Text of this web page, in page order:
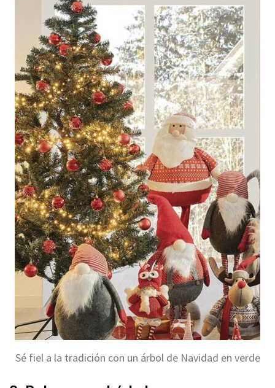
Sé fiel a la tradición con un árbol de Navidad en verde